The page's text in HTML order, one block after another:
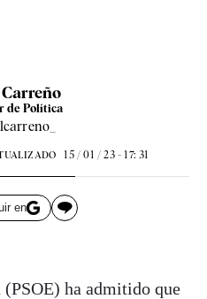
de Política
15 / 01 / 23 - 17: 31
en
ha admitido que